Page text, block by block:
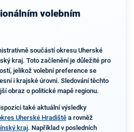
volebním
součástí okresu Uherské
kraj. Toto začlenění je důležité pro
jelikož volební preference se
i krajské úrovni. Sledování těchto
obraz o politické mapě regionu.
také aktuální výsledky
Uherské Hradištěa rovněž
kraj. Například v posledních